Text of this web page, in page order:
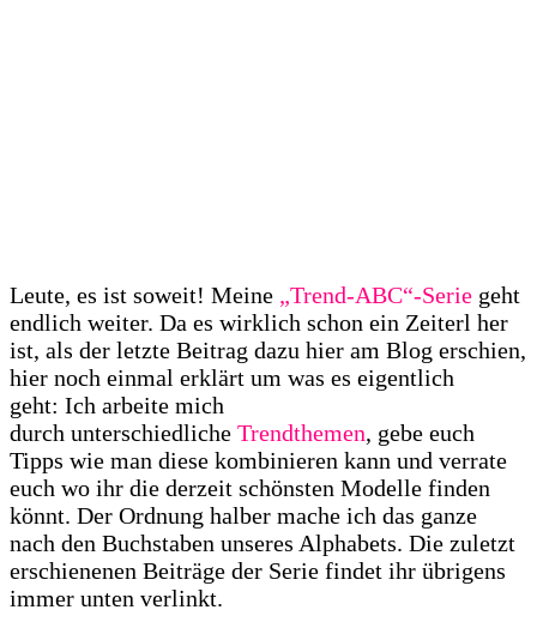
Leute, es ist soweit! Meine „Trend-ABC“-Serie geht
endlich weiter. Da es wirklich schon ein Zeiterl her
ist, als der letzte Beitrag dazu hier am Blog erschien,
hier noch einmal erklärt um was es eigentlich
geht: Ich arbeite mich
durch unterschiedliche Trendthemen, gebe euch
Tipps wie man diese kombinieren kann und verrate
euch wo ihr die derzeit schönsten Modelle finden
könnt. Der Ordnung halber mache ich das ganze
nach den Buchstaben unseres Alphabets. Die zuletzt
erschienenen Beiträge der Serie findet ihr übrigens
immer unten verlinkt.